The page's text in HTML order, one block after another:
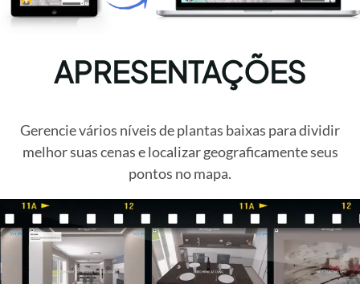
APRESENTAÇÕES
Gerencie vários níveis de plantas baixas para dividir
melhor suas cenas e localizar geograficamente seus
pontos no mapa.